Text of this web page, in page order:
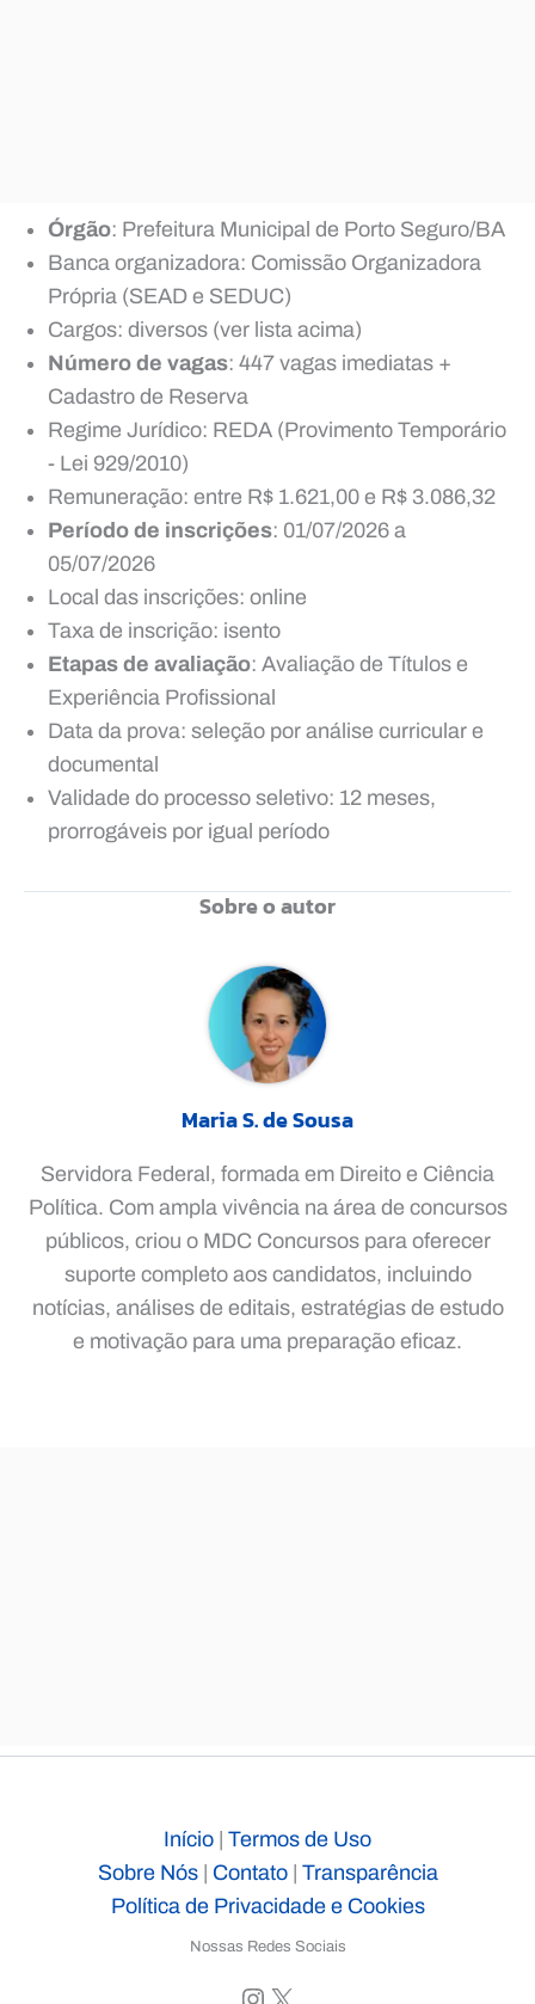
Órgão: Prefeitura Municipal de Porto Seguro/BA
Banca organizadora: Comissão Organizadora
Própria (SEAD e SEDUC)
Cargos: diversos (ver lista acima)
Número de vagas: 447 vagas imediatas +
Cadastro de Reserva
Regime Jurídico: REDA (Provimento Temporário
- Lei 929/2010)
Remuneração: entre R$ 1.621,00 e R$ 3.086,32
Período de inscrições: 01/07/2026 a
05/07/2026
Local das inscrições: online
Taxa de inscrição: isento
Etapas de avaliação: Avaliação de Títulos e
Experiência Profissional
Data da prova: seleção por análise curricular e
documental
Validade do processo seletivo: 12 meses,
prorrogáveis por igual período
Sobre o autor
Maria S. de Sousa
Servidora Federal, formada em Direito e Ciência
Política. Com ampla vivência na área de concursos
públicos, criou o MDC Concursos para oferecer
suporte completo aos candidatos, incluindo
notícias, análises de editais, estratégias de estudo
e motivação para uma preparação eficaz.
Início | Termos de Uso
Sobre Nós| Contato| Transparência
Política de Privacidade e Cookies
Nossas Redes Sociais
Instagram
X